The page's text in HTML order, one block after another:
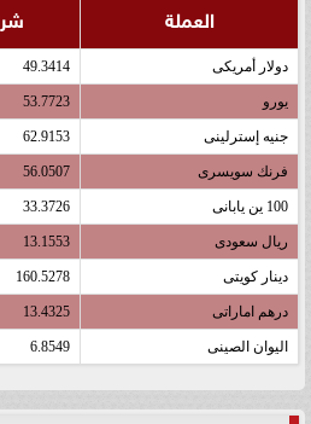
العملة
دولار أمريكى 49.3414
يورو 53.7723
جنيه إسترلينى 62.9153
فرنك سويسرى 56.0507
100 ين يابانى 33.3726
ريال سعودى 13.1553
دينار كويتى 160.5278
درهم اماراتى 13.4325
اليوان الصينى 6.8549